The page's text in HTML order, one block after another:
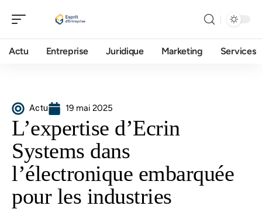
Actu Entreprise Juridique Marketing Services
Actu 19 mai 2025
L’expertise d’Ecrin
Systems dans
l’électronique embarquée
pour les industries